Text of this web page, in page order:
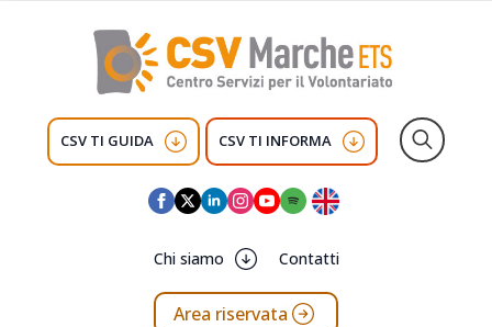
CSV TI GUIDA CSV TI INFORMA
Chi siamo Contatti
Area riservata